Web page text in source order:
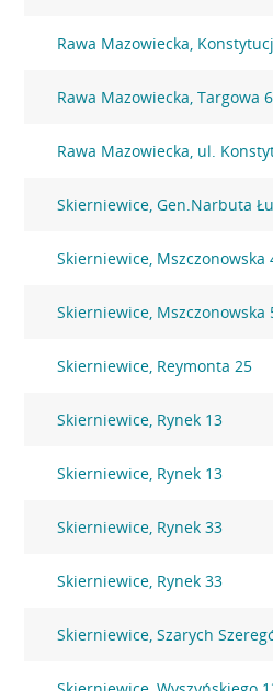
Rawa Mazowiecka,
Rawa Mazowiecka, Targowa 6
Rawa Mazowiecka, ul.
Skierniewice, Gen.Narbuta
Skierniewice, Mszczonowska
Skierniewice, Mszczonowska
Skierniewice, Reymonta 25
Skierniewice, Rynek 13
Skierniewice, Rynek 13
Skierniewice, Rynek 33
Skierniewice, Rynek 33
Skierniewice, Szarych